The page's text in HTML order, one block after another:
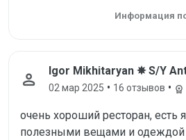
Информация
Отзыв от Igor
person Igor Mikhitaryan ✵ S/Y
02 мар 2025 • 16 отзывов • workspace_premium
очень хороший ресторан, есть
полезными вещами и одеждой